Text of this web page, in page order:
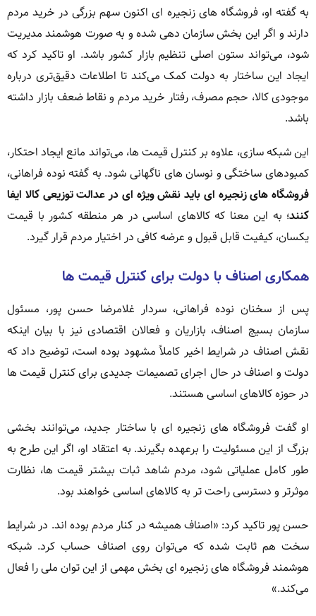
به گفته او، فروشگاه های زنجیره ای اکنون سهم بزرگی در خرید مردم
دارند و اگر این بخش سازمان دهی شده و به صورت هوشمند مدیریت
شود، می‌تواند ستون اصلی تنظیم بازار کشور باشد. او تاکید کرد که
ایجاد این ساختار به دولت کمک می‌کند تا اطلاعات دقیق‌تری درباره
موجودی کالا، حجم مصرف، رفتار خرید مردم و نقاط ضعف بازار داشته
باشد.
این شبکه سازی، علاوه بر کنترل قیمت ها، می‌تواند مانع ایجاد احتکار،
کمبودهای ساختگی و نوسان های ناگهانی شود. به گفته نوده فراهانی،
فروشگاه های زنجیره ای باید نقش ویژه ای در عدالت توزیعی کالا ایفا
کنند؛ به این معنا که کالاهای اساسی در هر منطقه کشور با قیمت
یکسان، کیفیت قابل قبول و عرضه کافی در اختیار مردم قرار گیرد.
همکاری اصناف با دولت برای کنترل قیمت ها
پس از سخنان نوده فراهانی، سردار غلامرضا حسن پور، مسئول
سازمان بسیج اصناف، بازاریان و فعالان اقتصادی نیز با بیان اینکه
نقش اصناف در شرایط اخیر کاملاً مشهود بوده است، توضیح داد که
دولت و اصناف در حال اجرای تصمیمات جدیدی برای کنترل قیمت ها
در حوزه کالاهای اساسی هستند.
او گفت فروشگاه های زنجیره ای با ساختار جدید، می‌توانند بخشی
بزرگ از این مسئولیت را برعهده بگیرند. به اعتقاد او، اگر این طرح به
طور کامل عملیاتی شود، مردم شاهد ثبات بیشتر قیمت ها، نظارت
موثرتر و دسترسی راحت تر به کالاهای اساسی خواهند بود.
حسن پور تاکید کرد: «اصناف همیشه در کنار مردم بوده اند. در شرایط
سخت هم ثابت شده که می‌توان روی اصناف حساب کرد. شبکه
هوشمند فروشگاه های زنجیره ای بخش مهمی از این توان ملی را فعال
می‌کند.»